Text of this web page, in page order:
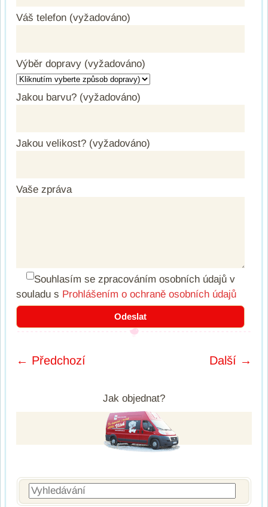
Váš telefon (vyžadováno)
Výběr dopravy (vyžadováno)
Jakou barvu? (vyžadováno)
Jakou velikost? (vyžadováno)
Vaše zpráva
Souhlasím se zpracováním osobních údajů v
souladu s Prohlášením o ochraně osobních údajů
← Předchozí Další →
Jak objednat?
Vyhledávání